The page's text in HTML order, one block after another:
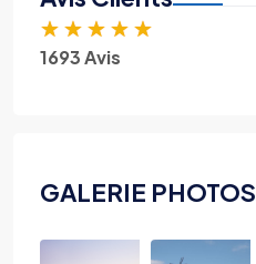
★ ★ ★ ★ ★
1693 Avis
GALERIE PHOTOS